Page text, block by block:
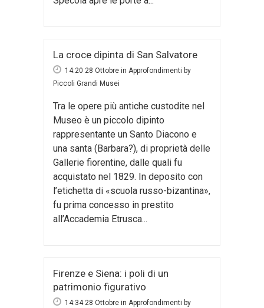
La croce dipinta di San Salvatore
14:20 28 Ottobre in Approfondimenti by
Piccoli Grandi Musei
Tra le opere più antiche custodite nel
Museo è un piccolo dipinto
rappresentante un Santo Diacono e
una santa (Barbara?), di proprietà delle
Gallerie fiorentine, dalle quali fu
acquistato nel 1829. In deposito con
l’etichetta di «scuola russo-bizantina»,
fu prima concesso in prestito
all’Accademia Etrusca...
Firenze e Siena: i poli di un
patrimonio figurativo
14:34 28 Ottobre in Approfondimenti by